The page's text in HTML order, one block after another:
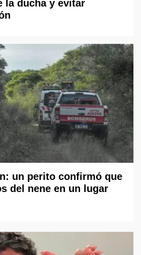
la ducha y evitar
un perito confirmó que
del nene en un lugar